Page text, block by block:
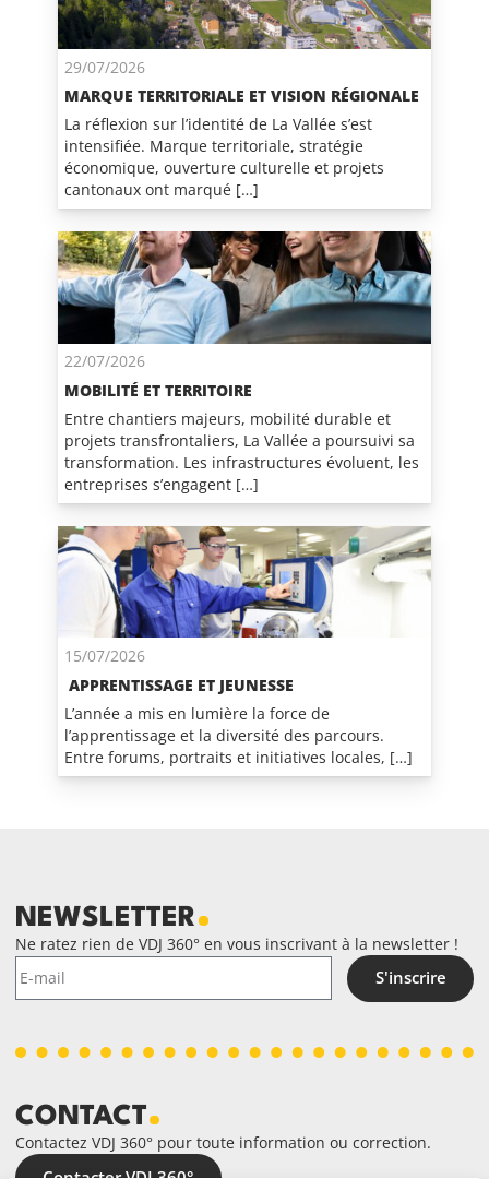
29/07/2026
MARQUE TERRITORIALE ET VISION RÉGIONALE
La réflexion sur l’identité de La Vallée s’est
intensifiée. Marque territoriale, stratégie
économique, ouverture culturelle et projets
cantonaux ont marqué […]
22/07/2026
MOBILITÉ ET TERRITOIRE
Entre chantiers majeurs, mobilité durable et
projets transfrontaliers, La Vallée a poursuivi sa
transformation. Les infrastructures évoluent, les
entreprises s’engagent […]
15/07/2026
APPRENTISSAGE ET JEUNESSE
L’année a mis en lumière la force de
l’apprentissage et la diversité des parcours.
Entre forums, portraits et initiatives locales, […]
NEWSLETTER
Ne ratez rien de VDJ 360° en vous inscrivant à la newsletter !
S'inscrire
CONTACT
Contactez VDJ 360° pour toute information ou correction.